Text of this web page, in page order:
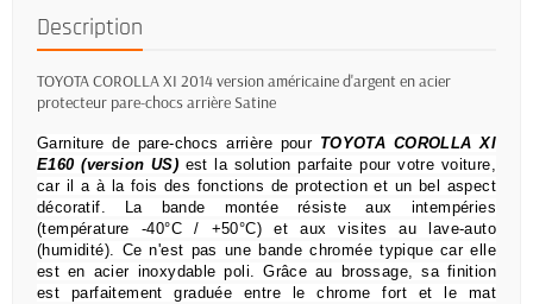
Description
TOYOTA COROLLA XI 2014 version américaine d'argent en acier
protecteur pare-chocs arrière Satine
Garniture de pare-chocs arrière pour TOYOTA COROLLA XI
E160 (version US) est la solution parfaite pour votre voiture,
car il a à la fois des fonctions de protection et un bel aspect
décoratif.
La bande montée résiste aux intempéries
(température -40°C / +50°C) et aux visites au lave-auto
(humidité). Ce n'est pas une bande chromée typique car elle
est en acier inoxydable poli.Grâce au brossage, sa finition
est parfaitement graduée entre le chrome fort et le mat